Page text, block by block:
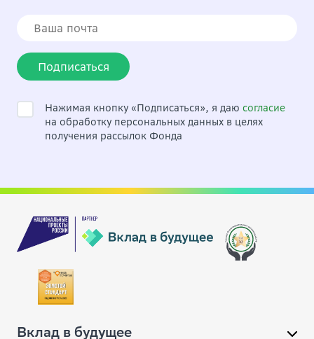
Подписаться
Нажимая кнопку «Подписаться», я даю согласие
на обработку персональных данных в целях
получения рассылок Фонда
Вклад в будущее